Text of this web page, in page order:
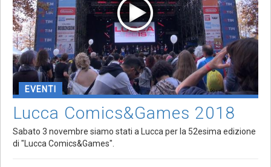
EVENTI
Lucca Comics&Games 2018
Sabato 3 novembre siamo stati a Lucca per la 52esima edizione
di "Lucca Comics&Games".